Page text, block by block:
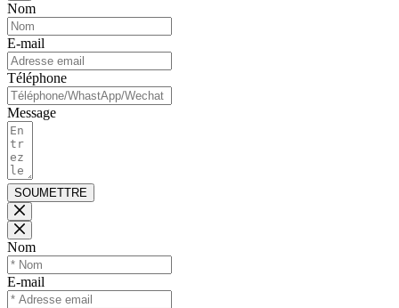
Nom
E-mail
Téléphone
Message
SOUMETTRE
Nom
E-mail